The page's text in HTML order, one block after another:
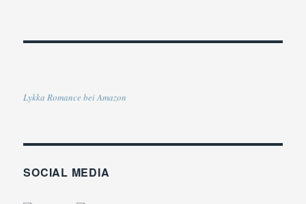
Lykka Romance bei Amazon
SOCIAL MEDIA